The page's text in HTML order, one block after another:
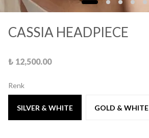
CASSIA HEADPIECE
₺ 12,500.00
Renk
SILVER & WHITE GOLD & WHITE